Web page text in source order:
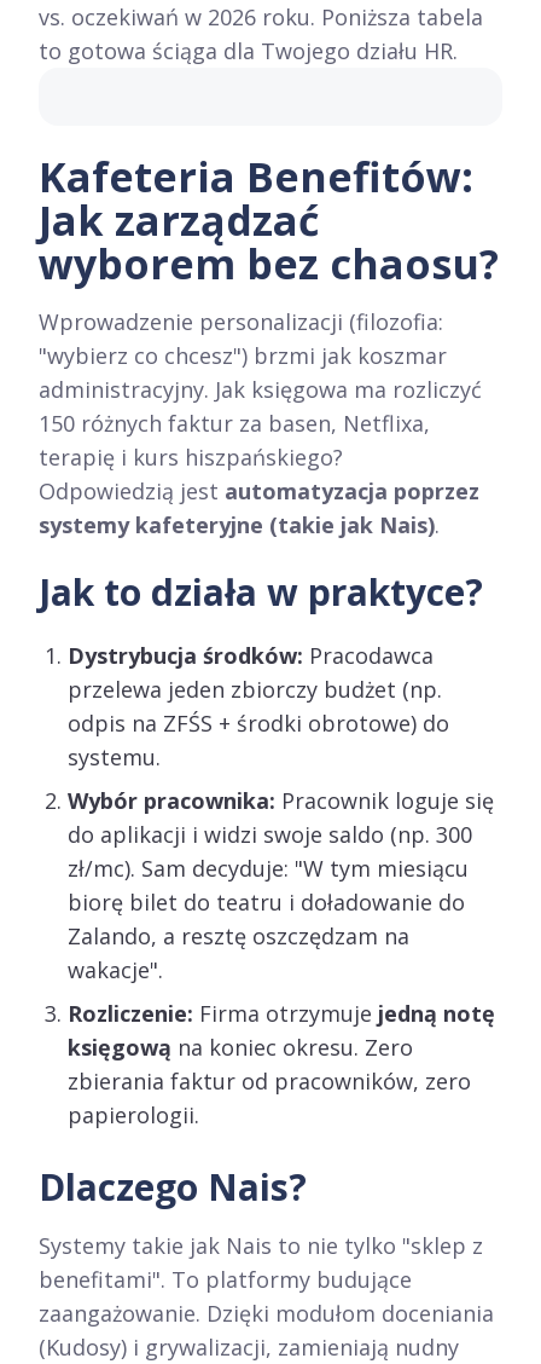
vs. oczekiwań w 2026 roku. Poniższa tabela
to gotowa ściąga dla Twojego działu HR.
Kafeteria Benefitów:
Jak zarządzać
wyborem bez chaosu?
Wprowadzenie personalizacji (filozofia:
"wybierz co chcesz") brzmi jak koszmar
administracyjny. Jak księgowa ma rozliczyć
150 różnych faktur za basen, Netflixa,
terapię i kurs hiszpańskiego?
Odpowiedzią jest automatyzacja poprzez
systemy kafeteryjne (takie jak Nais).
Jak to działa w praktyce?
Dystrybucja środków: Pracodawca
przelewa jeden zbiorczy budżet (np.
odpis na ZFŚS + środki obrotowe) do
systemu.
Wybór pracownika: Pracownik loguje się
do aplikacji i widzi swoje saldo (np. 300
zł/mc). Sam decyduje: "W tym miesiącu
biorę bilet do teatru i doładowanie do
Zalando, a resztę oszczędzam na
wakacje".
Rozliczenie: Firma otrzymuje jedną notę
księgową na koniec okresu. Zero
zbierania faktur od pracowników, zero
papierologii.
Dlaczego Nais?
Systemy takie jak Nais to nie tylko "sklep z
benefitami". To platformy budujące
zaangażowanie. Dzięki modułom doceniania
(Kudosy) i grywalizacji, zamieniają nudny